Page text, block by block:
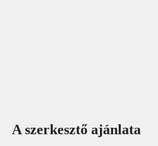
A szerkesztő ajánlata